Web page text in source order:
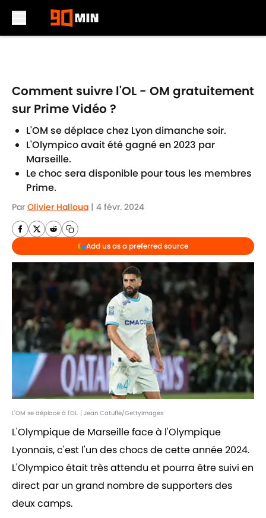
Comment suivre l'OL - OM gratuitement
sur Prime Vidéo ?
L'OM se déplace chez Lyon dimanche soir.
L'Olympico avait été gagné en 2023 par
Marseille.
Le choc sera disponible pour tous les membres
Prime.
Par Olivier Halloua | 4 févr. 2024
Add us as a preferred source
L'OM se déplace à l'OL. | Jean Catuffe/GettyImages
L'Olympique de Marseille face à l'Olympique
Lyonnais, c'est l'un des chocs de cette année 2024.
L'Olympico était très attendu et pourra être suivi en
direct par un grand nombre de supporters des
deux camps.